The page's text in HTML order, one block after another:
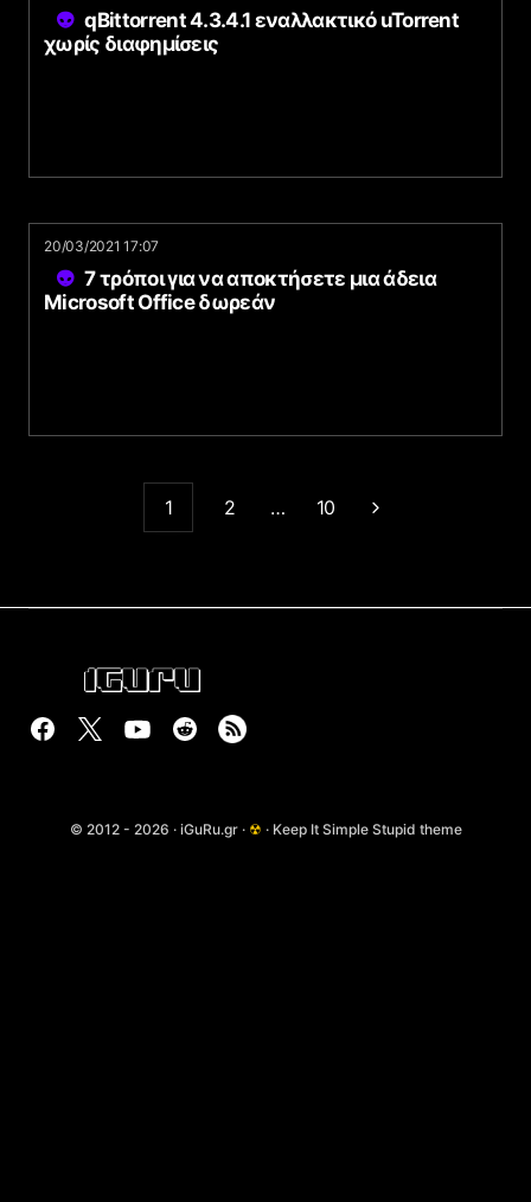
qBittorrent 4.3.4.1 εναλλακτικό uTorrent
χωρίς διαφημίσεις
20/03/2021 17:07
7 τρόποι για να αποκτήσετε μια άδεια
Microsoft Office δωρεάν
1 2 … 10
© 2012 - 2026 · iGuRu.gr · ☢ · Keep It Simple Stupid theme